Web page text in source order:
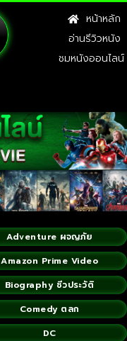
หน้าหลัก
อ่านรีวิวหนัง
ชมหนังออนไลน์
Adventure ผจญภัย
Amazon Prime Video
Biography ชีวประวัติ
Comedy ตลก
DC